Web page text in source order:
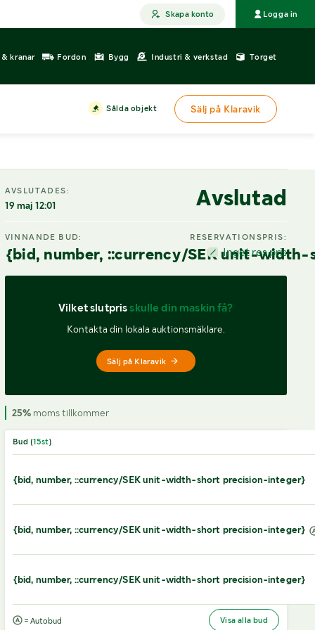
Skapa konto Logga in
kranar Fordon Bygg Industri & verkstad Torget
Sålda objekt Sälj på Klaravik
AVSLUTADES:
19 maj 12:01 Avslutad
VINNANDE BUD:
{bid, number, ::currency/SEK unit-
RESERVATIONSPRIS:
Inget res.pris
Vilket slutpris skulle din maskin få?
Kontakta din lokala auktionsmäklare.
Sälj på Klaravik
25%moms tillkommer
Bud (15st)
{bid, number, ::currency/SEK unit-width-short precision-integer}
{bid, number, ::currency/SEK unit-width-short precision-integer}
{bid, number, ::currency/SEK unit-width-short precision-integer}
= Autobud Visa alla bud